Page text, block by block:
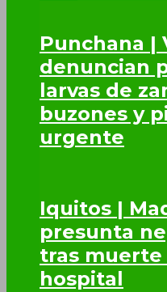
Punchana |
denuncian
larvas de
buzones y
urgente
Iquitos |
presunta
tras muerte
hospital